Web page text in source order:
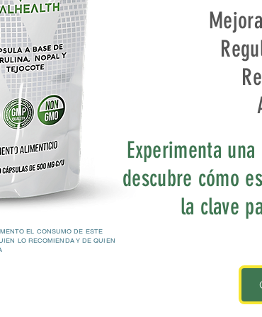
EL CONSUMO DE ESTE
LO RECOMIENDA Y DE QUIEN
Experimenta
descubre cómo
la clave